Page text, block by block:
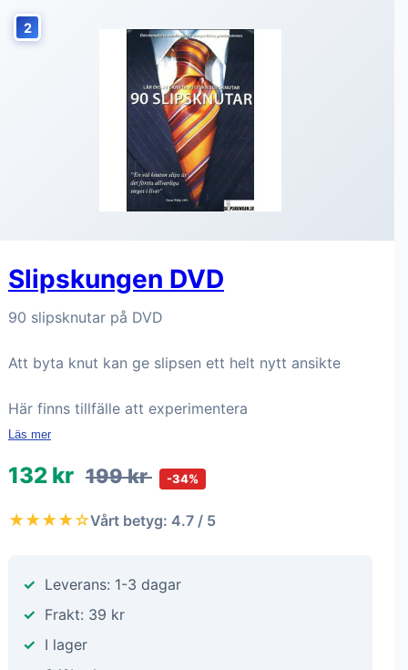
2
Slipskungen DVD
90 slipsknutar på DVD
Att byta knut kan ge slipsen ett helt nytt ansikte
Här finns tillfälle att experimentera
Läs mer
132 kr 199 kr -34%
★★★★☆Vårt betyg: 4.7 / 5
Leverans: 1-3 dagar
Frakt: 39 kr
I lager